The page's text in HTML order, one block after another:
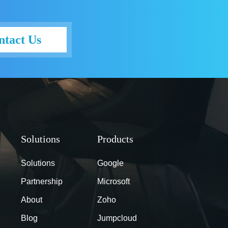
Us
Solutions
Partnership
About
Blog
Google
Microsoft
Zoho
Jumpcloud